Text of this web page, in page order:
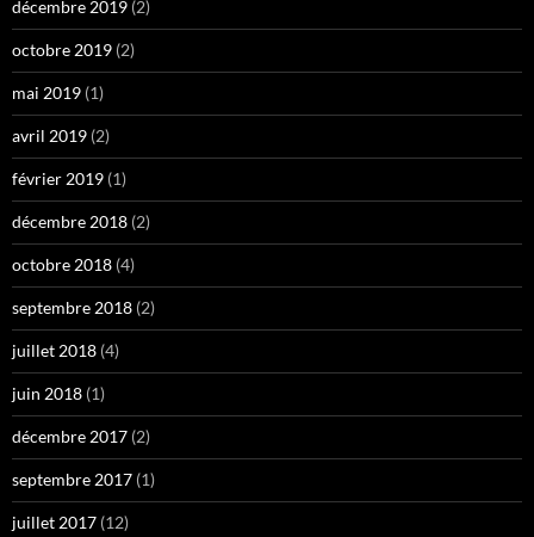
décembre 2019 (2)
octobre 2019 (2)
mai 2019 (1)
avril 2019 (2)
février 2019 (1)
décembre 2018 (2)
octobre 2018 (4)
septembre 2018 (2)
juillet 2018 (4)
juin 2018 (1)
décembre 2017 (2)
septembre 2017 (1)
juillet 2017 (12)